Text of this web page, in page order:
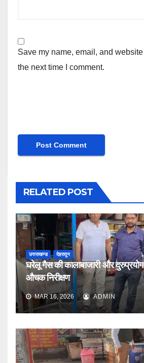
Save my name, email, and
the next time I comment.
RELATED POST
उत्तराखण्ड देहरादून
घरेलू गैस की कालाबाजारी और
औचक निरीक्षण
MAR 16, 2026 ADMIN